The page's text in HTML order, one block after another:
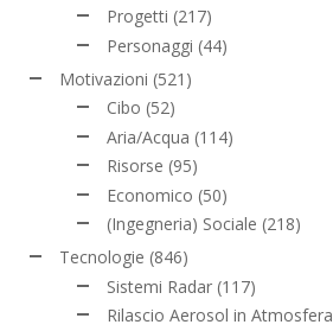
Progetti (217)
Personaggi (44)
Motivazioni (521)
Cibo (52)
Aria/Acqua (114)
Risorse (95)
Economico (50)
(Ingegneria) Sociale (218)
Tecnologie (846)
Sistemi Radar (117)
Rilascio Aerosol in Atmosfera